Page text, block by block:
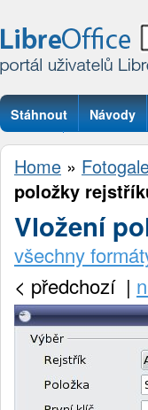
Stáhnout Návody
Otázky
Home »
položky
Vložení
všechny
< předchozí |